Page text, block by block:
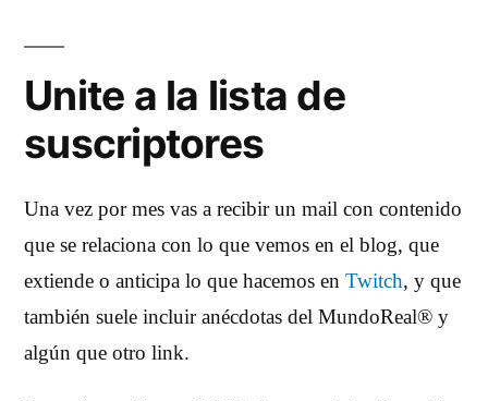
Unite a la lista de
suscriptores
Una vez por mes vas a recibir un mail con contenido
que se relaciona con lo que vemos en el blog, que
extiende o anticipa lo que hacemos en Twitch, y que
también suele incluir anécdotas del MundoReal® y
algún que otro link.